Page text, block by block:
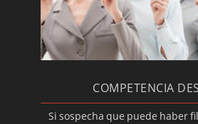
Hurtos internos en la
Detectives: falsas lesiones
No ocupación de la vivienda
Investigaciones
COMPETENCIA
Si sospecha que puede haber